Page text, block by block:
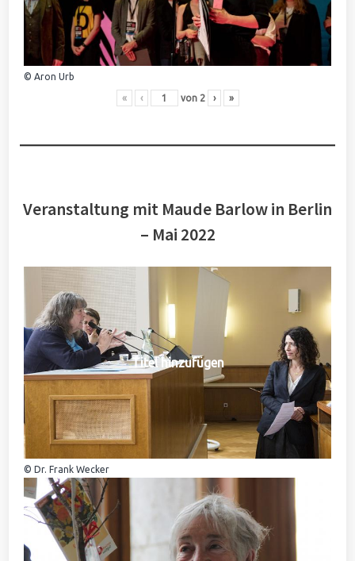
© Aron Urb
« ‹ von 2 › »
Veranstaltung mit Maude Barlow in Berlin
– Mai 2022
Titel hinzufügen
© Dr. Frank Wecker